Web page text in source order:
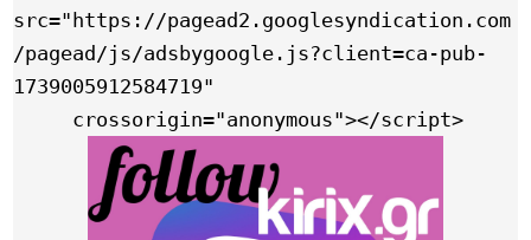
src="https://pagead2.googlesyndication.com
/pagead/js/adsbygoogle.js?client=ca-pub-
1739005912584719"
     crossorigin="anonymous"></script>